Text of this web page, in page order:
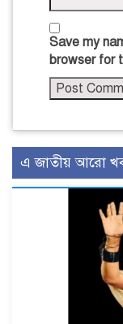
Save my
browser for
এ জাতীয় আরো